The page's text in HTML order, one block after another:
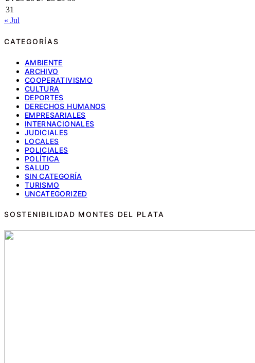
31
« Jul
CATEGORÍAS
AMBIENTE
ARCHIVO
COOPERATIVISMO
CULTURA
DEPORTES
DERECHOS HUMANOS
EMPRESARIALES
INTERNACIONALES
JUDICIALES
LOCALES
POLICIALES
POLÍTICA
SALUD
SIN CATEGORÍA
TURISMO
UNCATEGORIZED
SOSTENIBILIDAD MONTES DEL PLATA